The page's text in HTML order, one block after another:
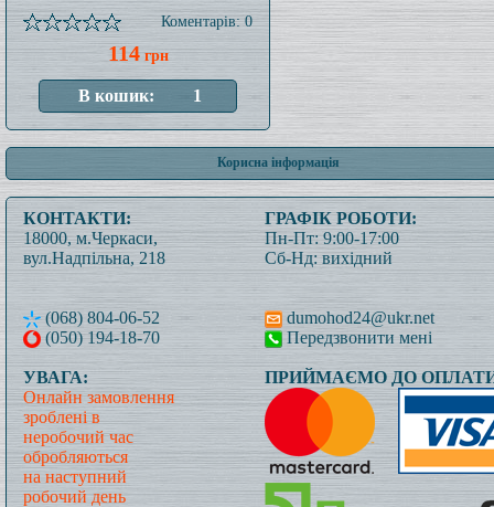
Коментарів: 0
114грн
Корисна інформація
КОНТАКТИ:
18000, м.Черкаси,
вул.Надпільна, 218
(068) 804-06-52
(050) 194-18-70
ГРАФІК РОБОТИ:
Пн-Пт: 9:00-17:00
Сб-Нд: вихідний
dumohod24@ukr.net
Передзвонити мені
УВАГА:
Онлайн замовлення
зроблені в
неробочий час
обробляються
на наступний
робочий день
ПРИЙМАЄМО ДО